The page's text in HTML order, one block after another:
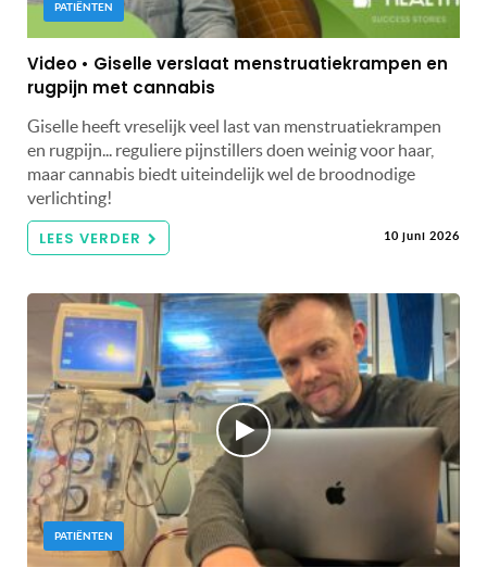
PATIËNTEN
Video • Giselle verslaat menstruatiekrampen en
rugpijn met cannabis
Giselle heeft vreselijk veel last van menstruatiekrampen
en rugpijn... reguliere pijnstillers doen weinig voor haar,
maar cannabis biedt uiteindelijk wel de broodnodige
verlichting!
LEES VERDER 10 juni 2026
PATIËNTEN